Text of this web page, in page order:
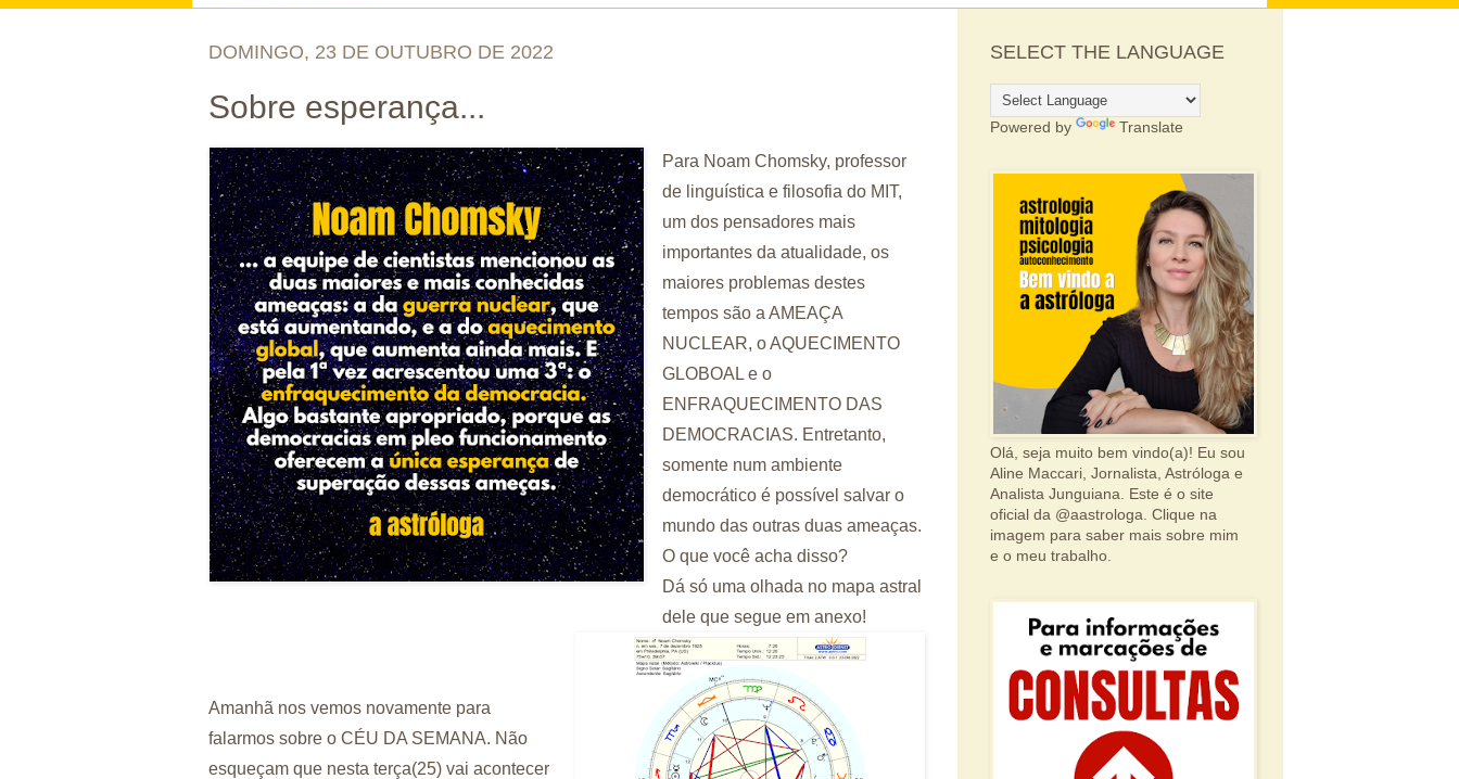
DOMINGO, 23 DE OUTUBRO DE 2022
Sobre esperança...
Para Noam Chomsky, professor
de linguística e filosofia do MIT,
um dos pensadores mais
importantes da atualidade, os
maiores problemas destes
tempos são a AMEAÇA
NUCLEAR, o AQUECIMENTO
GLOBOAL e o
ENFRAQUECIMENTO DAS
DEMOCRACIAS. Entretanto,
somente num ambiente
democrático é possível salvar o
mundo das outras duas ameaças.
O que você acha disso?
Dá só uma olhada no mapa astral
dele que segue em anexo!
Amanhã nos vemos novamente para
falarmos sobre o CÉU DA SEMANA. Não
esqueçam que nesta terça(25) vai acontecer
SELECT THE LANGUAGE
Powered by Translate
Olá, seja muito bem vindo(a)! Eu sou
Aline Maccari, Jornalista, Astróloga e
Analista Junguiana. Este é o site
oficial da @aastrologa. Clique na
imagem para saber mais sobre mim
e o meu trabalho.